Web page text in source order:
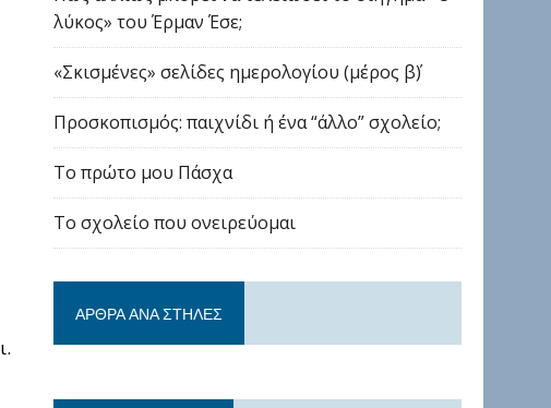
λύκος» του Έρμαν Έσε;
«Σκισμένες» σελίδες ημερολογίου (μέρος β΄)
Προσκοπισμός: παιχνίδι ή ένα “άλλο” σχολείο;
Το πρώτο μου Πάσχα
Το σχολείο που ονειρεύομαι
ΆΡΘΡΑ ΑΝΆ ΣΤΉΛΕΣ